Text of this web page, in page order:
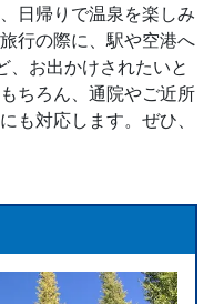
日帰りで温泉を楽しみ
行の際に、駅や空港へ
お出かけされたいと
ちろん、通院やご近所
も対応します。ぜひ、